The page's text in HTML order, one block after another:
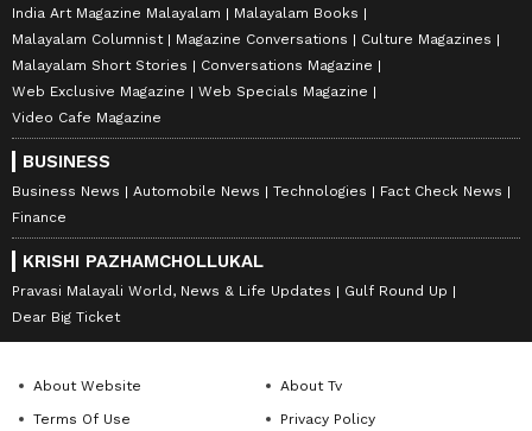
India Art Magazine Malayalam
Malayalam Books
Malayalam Columnist
Magazine Conversations
Culture Magazines
Malayalam Short Stories
Conversations Magazine
Web Exclusive Magazine
Web Specials Magazine
Video Cafe Magazine
BUSINESS
Business News Automobile News Technologies
Fact Check News
Finance
KRISHI PAZHAMCHOLLUKAL
Pravasi Malayali World, News & Life Updates
Gulf Round Up
Dear Big Ticket
About Website
About Tv
Terms Of Use
Privacy Policy